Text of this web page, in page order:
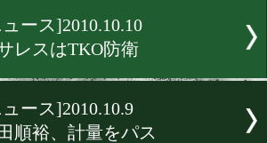
[ニュース]2010.10.16
海外の試合結果
[ニュース]2010.10.12